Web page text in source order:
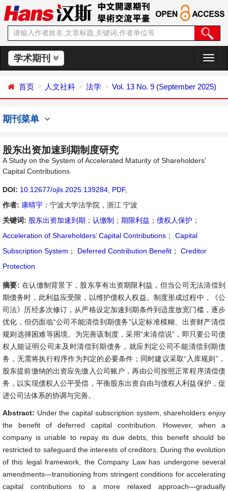
学术期刊
切
换
航
首页 人文社科 法学 Vol. 13 No. 9 (September 2025)
期刊菜单
股东出资加速到期制度研究
A Study on the System of Accelerated Maturity of Shareholders’
Capital Contributions
DOI: 10.12677/ojls.2025.139284 PDF,
作者: 康晴宇 ：宁波大学法学院，浙江 宁波
关键词: 股东出资加速到期 ； 认缴制 ； 期限利益 ； 债权人保护 ；
Acceleration of Shareholders’ Capital Contributions ；
Capital
Subscription System ； Deferred Contribution Benefit ；
Creditor
Protection
摘要: 在认缴制背景下，股东享有出资期限利益，但当公司无法清偿到
期债务时，此利益应受限，以维护债权人权益。制度形成过程中，《公
司法》历经多次修订，从严格设定加速到期条件到适度放宽门槛，逐步
优化，但仍面临“公司不能清偿到期债务”认定标准模糊、出资财产清偿
规则选择困难等困境。为完善该制度，采用“未清偿说”，即只要公司债
权人能证明公司未及时清偿到期债务，就应判定公司不能清偿到期债
务，无需将执行程序作为判定的必要条件；同时建议采取“入库规则”，
股东提前缴纳的出资应先缴入公司账户，再由公司按照正常程序清偿债
务，以实现债权人公平受偿，平衡股东出资自由与债权人利益保护，促
进公司法体系的协调与完善。
Abstract: Under the capital subscription system, shareholders enjoy
the benefit of deferred capital contribution. However, when a
company is unable to repay its due debts, this benefit should be
restricted to safeguard the interests of creditors. During the evolution
of this legal framework, the Company Law has undergone several
amendments—transitioning from stringent conditions for accelerating
capital contributions to a more relaxed approach—gradually